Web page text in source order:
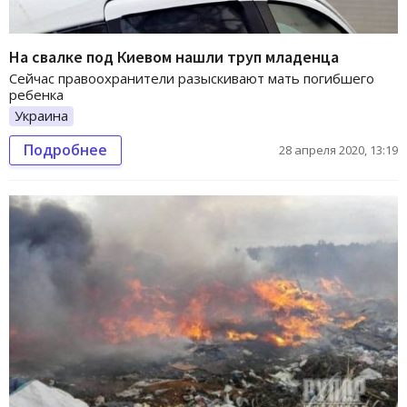
На свалке под Киевом нашли труп младенца
Сейчас правоохранители разыскивают мать погибшего
ребенка
Украина
Подробнее 28 апреля 2020, 13:19